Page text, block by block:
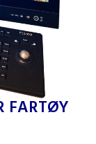
FARTØY